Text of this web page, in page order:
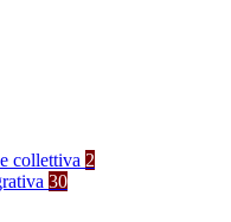
collettiva 2
30